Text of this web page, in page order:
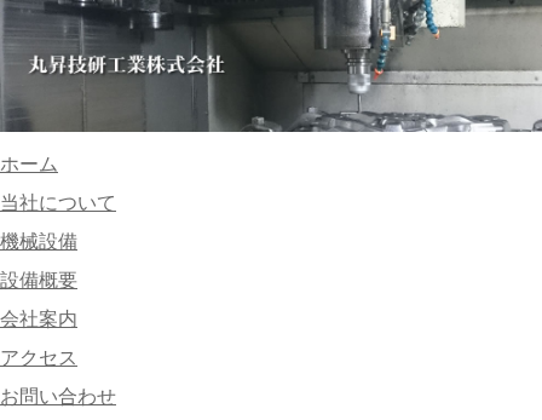
ホーム
当社について
機械設備
設備概要
会社案内
アクセス
お問い合わせ